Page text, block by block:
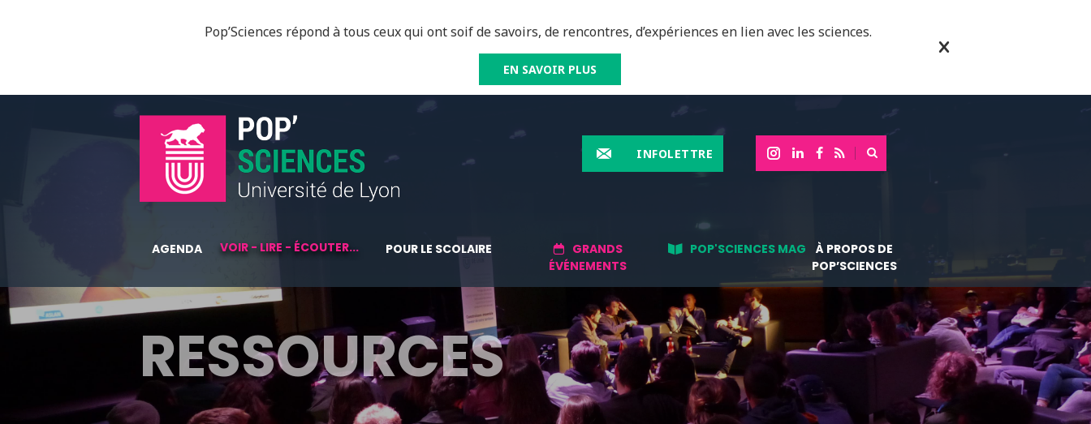
Pop’Sciences répond à tous ceux qui ont soif de savoirs, de rencontres, d’expériences en lien avec les sciences.
EN SAVOIR PLUS
INFOLETTRE
AGENDA VOIR - LIRE - ÉCOUTER... POUR LE SCOLAIRE
GRANDS
ÉVÉNEMENTS
POP'SCIENCES MAG
À PROPOS DE
POP’SCIENCES
RESSOURCES